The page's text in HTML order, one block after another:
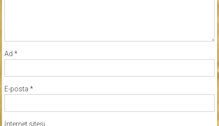
Ad *
E-posta *
İnternet sitesi